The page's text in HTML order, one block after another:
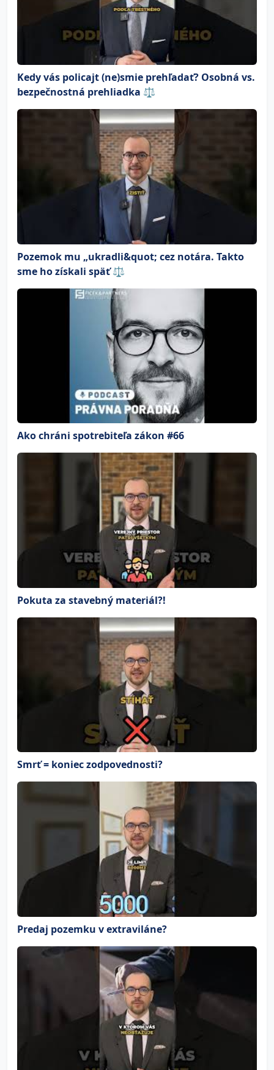
Kedy vás policajt (ne)smie prehľadať? Osobná vs.
bezpečnostná prehliadka ⚖️
Pozemok mu „ukradli&quot; cez notára. Takto
sme ho získali späť ⚖️
Ako chráni spotrebiteľa zákon #66
Pokuta za stavebný materiál?!
Smrť = koniec zodpovednosti?
Predaj pozemku v extraviláne?